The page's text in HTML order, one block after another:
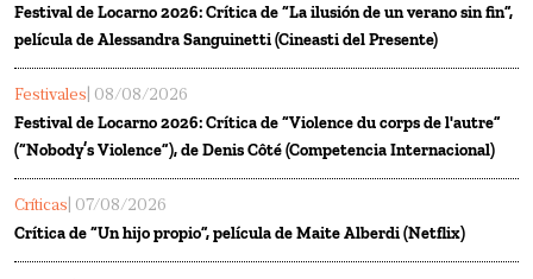
Festival de Locarno 2026: Crítica de “La ilusión de un verano sin fin”,
película de Alessandra Sanguinetti (Cineasti del Presente)
Festivales | 08/08/2026
Festival de Locarno 2026: Crítica de “Violence du corps de l'autre”
(“Nobody’s Violence”), de Denis Côté (Competencia Internacional)
Críticas | 07/08/2026
Crítica de “Un hijo propio”, película de Maite Alberdi (Netflix)